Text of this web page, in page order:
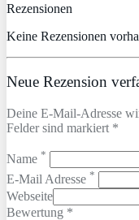
Rezensionen
Keine Rezensionen
Neue Rezension
Deine E-Mail-Adresse
Felder sind markiert *
Name *
E-Mail Adresse *
Webseite
Bewertung *